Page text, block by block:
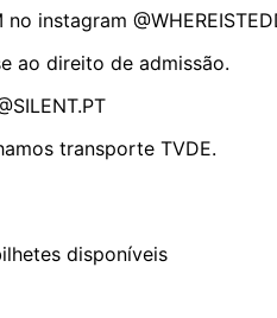
instagram
ao direito de admissão.
transporte TVDE.
disponíveis